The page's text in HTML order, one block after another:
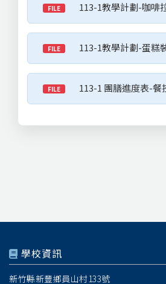
FILE 113-1教學計劃-咖啡
FILE 113-1教學計劃-蛋糕
FILE 113-1 團膳進度表-餐
學校資訊
新竹縣新豐鄉員山村133號